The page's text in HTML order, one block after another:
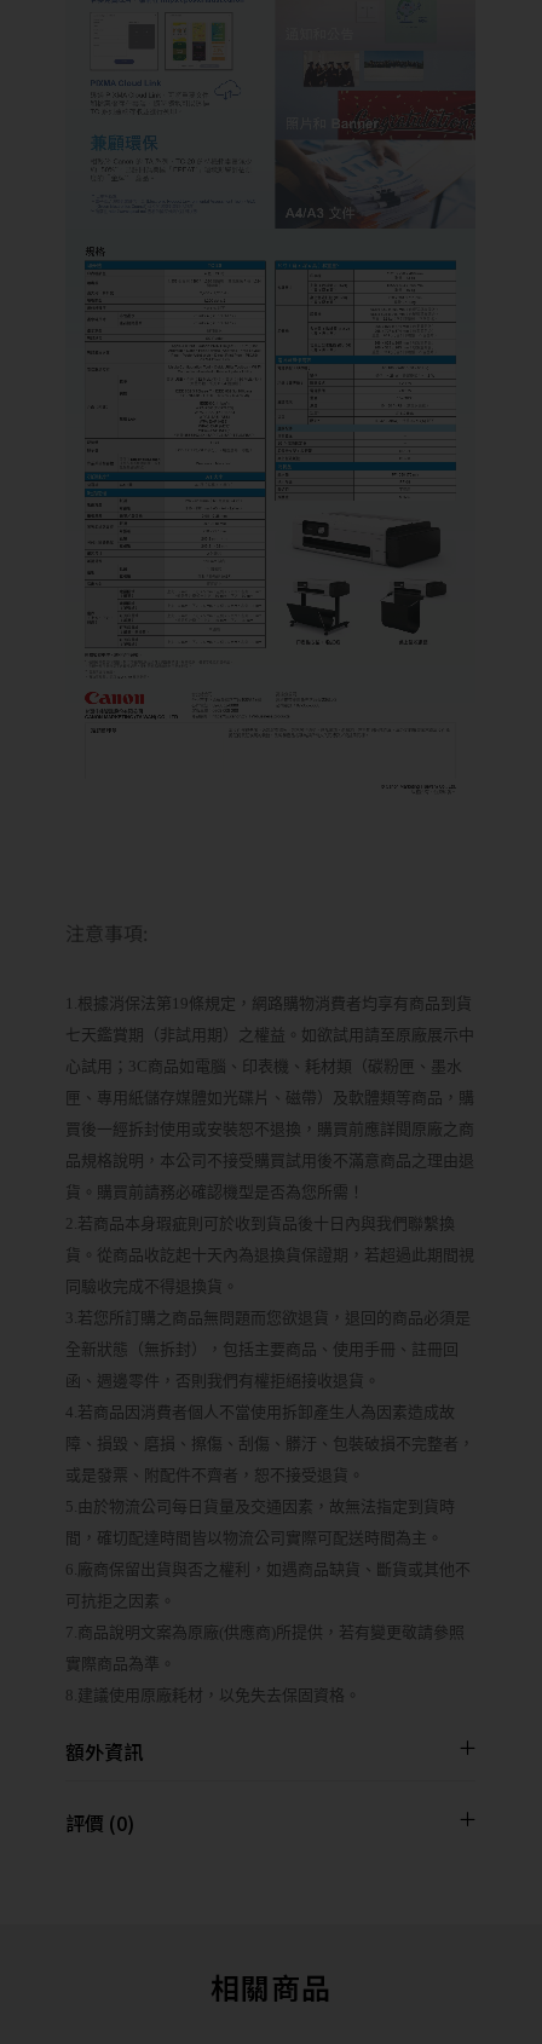
注意事項:
1.根據消保法第19條規定，網路購物消費者均享有商品到貨
七天鑑賞期（非試用期）之權益。如欲試用請至原廠展示中
心試用；3C商品如電腦、印表機、耗材類（碳粉匣、墨水
匣、專用紙儲存媒體如光碟片、磁帶）及軟體類等商品，購
買後一經拆封使用或安裝恕不退換，購買前應詳閱原廠之商
品規格說明，本公司不接受購買試用後不滿意商品之理由退
貨。購買前請務必確認機型是否為您所需！
2.若商品本身瑕疵則可於收到貨品後十日內與我們聯繫換
貨。從商品收訖起十天內為退換貨保證期，若超過此期間視
同驗收完成不得退換貨。
3.若您所訂購之商品無問題而您欲退貨，退回的商品必須是
全新狀態（無拆封），包括主要商品、使用手冊、註冊回
函、週邊零件，否則我們有權拒絕接收退貨。
4.若商品因消費者個人不當使用拆卸產生人為因素造成故
障、損毀、磨損、擦傷、刮傷、髒汙、包裝破損不完整者，
或是發票、附配件不齊者，恕不接受退貨。
5.由於物流公司每日貨量及交通因素，故無法指定到貨時
間，確切配達時間皆以物流公司實際可配送時間為主。
6.廠商保留出貨與否之權利，如遇商品缺貨、斷貨或其他不
可抗拒之因素。
7.商品說明文案為原廠(供應商)所提供，若有變更敬請參照
實際商品為準。
8.建議使用原廠耗材，以免失去保固資格。
額外資訊
評價 (0)
相關商品